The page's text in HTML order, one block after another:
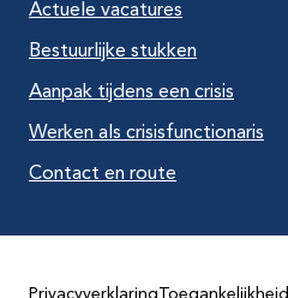
Actuele vacatures
Bestuurlijke stukken
Aanpak tijdens een crisis
Werken als crisisfunctionaris
Contact en route
Privacyverklaring Toegankelijkheid